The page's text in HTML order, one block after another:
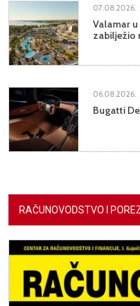
07.08.2026.
Valamar
zabilježio
06.08.2026.
Bugatti
RAČUNOVODSTVO I